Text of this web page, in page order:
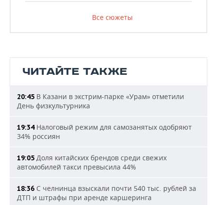
Все сюжеты
ЧИТАЙТЕ ТАКЖЕ
20:45 В Казани в экстрим-парке «Урам» отметили
День физкультурника
19:34Налоговый режим для самозанятых одобряют
34% россиян
19:05 Доля китайских брендов среди свежих
автомобилей такси превысила 44%
18:36 С челнинца взыскали почти 540 тыс. рублей за
ДТП и штрафы при аренде каршеринга